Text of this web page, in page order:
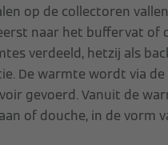
op de collectoren
naar het buffervat of
verdeeld, hetzij als
De warmte wordt via
gevoerd. Vanuit de
of douche, in de vorm